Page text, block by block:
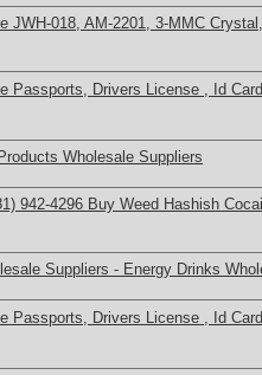
JWH-018, AM-2201, 3-MMC
Passports, Drivers License , Id
Wholesale Suppliers
942-4296 Buy Weed Hashish
Suppliers - Energy Drinks
Passports, Drivers License , Id